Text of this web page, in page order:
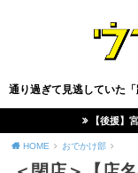
通り過ぎて見逃していた
【後援】
HOME おでかけ部